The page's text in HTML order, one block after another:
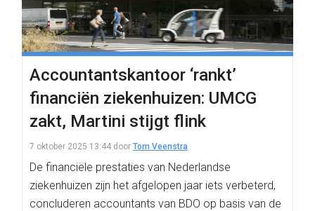
Accountantskantoor ‘rankt’
financiën ziekenhuizen: UMCG
zakt, Martini stijgt flink
7 oktober 2025 13:44 door Tom Veenstra
De financiële prestaties van Nederlandse
ziekenhuizen zijn het afgelopen jaar iets verbeterd,
concluderen accountants van BDO op basis van de